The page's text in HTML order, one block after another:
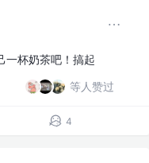
一杯奶茶吧！搞起
等人赞过
4